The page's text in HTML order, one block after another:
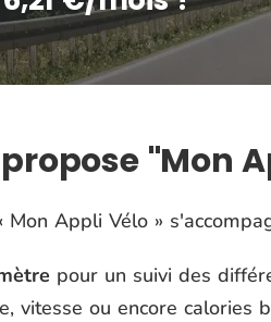
"Mon
Mon Appli Vélo »
pour un suivi des
vitesse ou encore calories